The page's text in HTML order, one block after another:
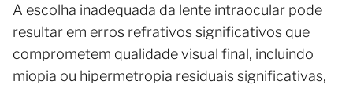
A escolha inadequada da lente intraocular pode
resultar em erros refrativos significativos que
comprometem qualidade visual final, incluindo
miopia ou hipermetropia residuais significativas,